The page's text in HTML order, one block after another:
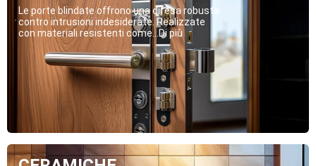
Le porte blindate offrono una difesa robusta
contro intrusioni indesiderate. Realizzate
con materiali resistenti come...Di più